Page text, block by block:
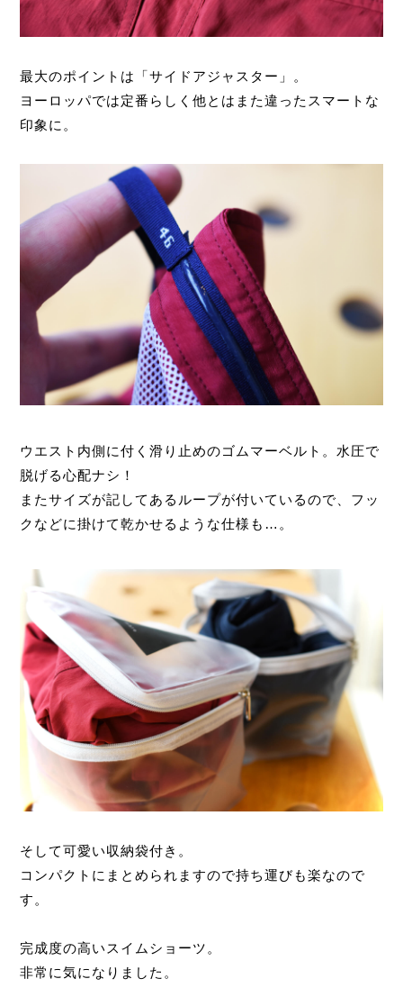
最大のポイントは「サイドアジャスター」。
ヨーロッパでは定番らしく他とはまた違ったスマートな
印象に。
ウエスト内側に付く滑り止めのゴムマーベルト。水圧で
脱げる心配ナシ！
またサイズが記してあるループが付いているので、フッ
クなどに掛けて乾かせるような仕様も…。
そして可愛い収納袋付き。
コンパクトにまとめられますので持ち運びも楽なので
す。
完成度の高いスイムショーツ。
非常に気になりました。